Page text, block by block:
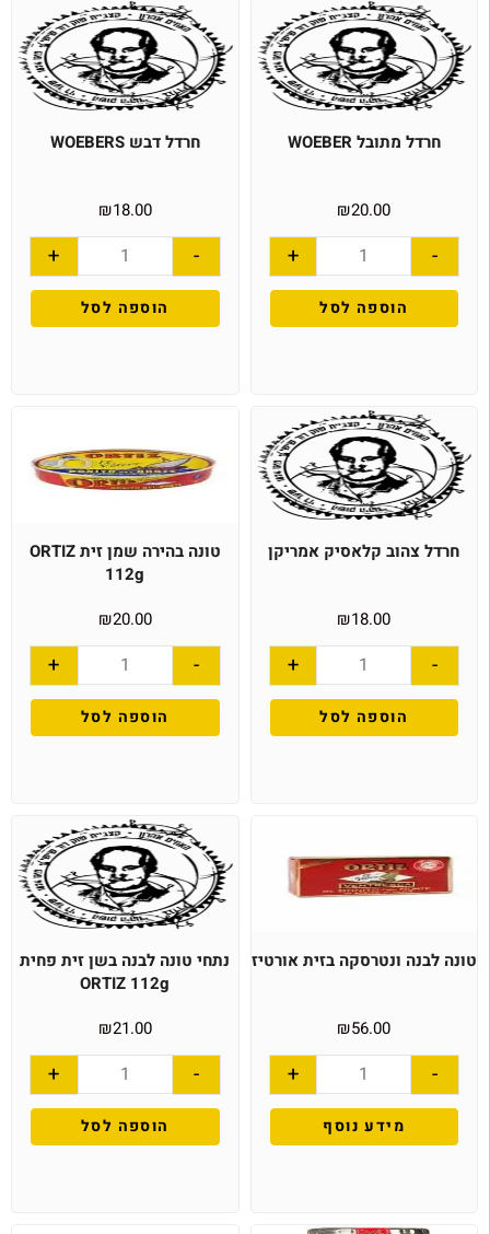
חרדל מתובל WOEBER
₪20.00
-
+
הוספה לסל
חרדל דבש WOEBERS
₪18.00
-
+
הוספה לסל
חרדל צהוב קלאסיק אמריקן
₪18.00
-
+
הוספה לסל
טונה בהירה שמן זית ORTIZ
112g
₪20.00
-
+
הוספה לסל
טונה לבנה ונטרסקה בזית אורטיז
₪56.00
-
+
מידע נוסף
נתחי טונה לבנה בשן זית פחית
ORTIZ 112g
₪21.00
-
+
הוספה לסל